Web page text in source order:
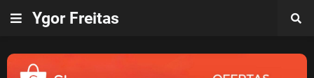
Ygor Freitas